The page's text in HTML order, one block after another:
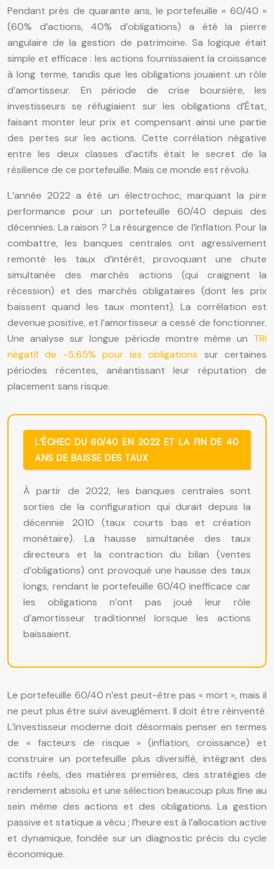
Pendant près de quarante ans, le portefeuille « 60/40 »
(60% d’actions, 40% d’obligations) a été la pierre
angulaire de la gestion de patrimoine. Sa logique était
simple et efficace : les actions fournissaient la croissance
à long terme, tandis que les obligations jouaient un rôle
d’amortisseur. En période de crise boursière, les
investisseurs se réfugiaient sur les obligations d’État,
faisant monter leur prix et compensant ainsi une partie
des pertes sur les actions. Cette corrélation négative
entre les deux classes d’actifs était le secret de la
résilience de ce portefeuille. Mais ce monde est révolu.
L’année 2022 a été un électrochoc, marquant la pire
performance pour un portefeuille 60/40 depuis des
décennies. La raison ? La résurgence de l’inflation. Pour la
combattre, les banques centrales ont agressivement
remonté les taux d’intérêt, provoquant une chute
simultanée des marchés actions (qui craignent la
récession) et des marchés obligataires (dont les prix
baissent quand les taux montent). La corrélation est
devenue positive, et l’amortisseur a cessé de fonctionner.
Une analyse sur longue période montre même un TRI
négatif de -5,65% pour les obligations sur certaines
périodes récentes, anéantissant leur réputation de
placement sans risque.
L’ÉCHEC DU 60/40 EN 2022 ET LA FIN DE 40
ANS DE BAISSE DES TAUX
À partir de 2022, les banques centrales sont
sorties de la configuration qui durait depuis la
décennie 2010 (taux courts bas et création
monétaire). La hausse simultanée des taux
directeurs et la contraction du bilan (ventes
d’obligations) ont provoqué une hausse des taux
longs, rendant le portefeuille 60/40 inefficace car
les obligations n’ont pas joué leur rôle
d’amortisseur traditionnel lorsque les actions
baissaient.
Le portefeuille 60/40 n’est peut-être pas « mort », mais il
ne peut plus être suivi aveuglément. Il doit être réinventé.
L’investisseur moderne doit désormais penser en termes
de « facteurs de risque » (inflation, croissance) et
construire un portefeuille plus diversifié, intégrant des
actifs réels, des matières premières, des stratégies de
rendement absolu et une sélection beaucoup plus fine au
sein même des actions et des obligations. La gestion
passive et statique a vécu ; l’heure est à l’allocation active
et dynamique, fondée sur un diagnostic précis du cycle
économique.